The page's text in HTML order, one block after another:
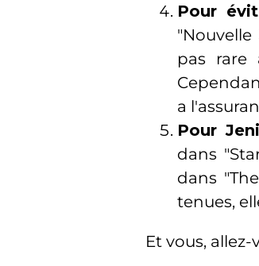
Pour
pas rare
a
Pour
dans
dans
tenues,
Et vous,